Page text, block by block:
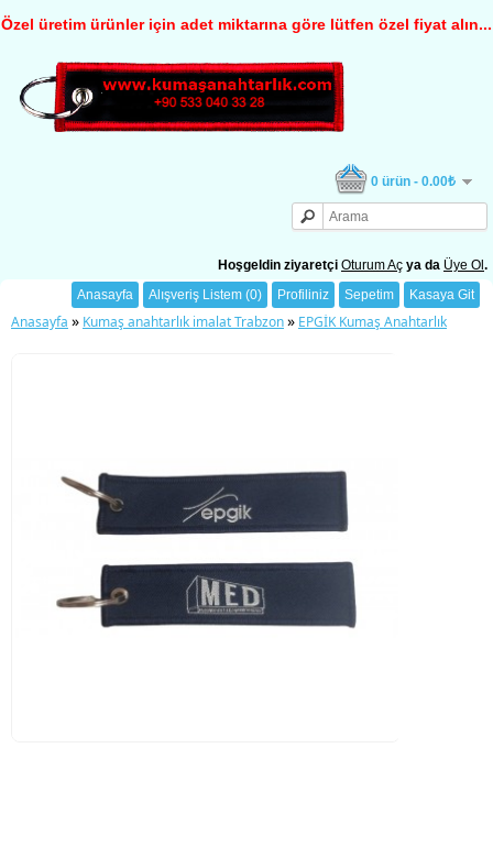
Özel üretim ürünler için adet miktarına göre lütfen özel fiyat alın...
0 ürün - 0.00₺
Hoşgeldin ziyaretçi Oturum Aç ya da Üye Ol .
Anasayfa
Alışveriş Listem (0) Profiliniz Sepetim Kasaya Git
Anasayfa » Kumaş anahtarlık imalat Trabzon» EPGİK Kumaş Anahtarlık